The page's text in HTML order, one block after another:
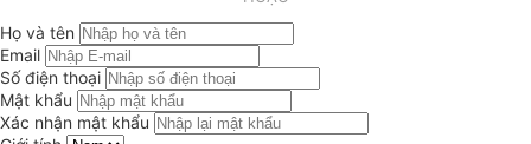
Họ và tên
Email
Số điện thoại
Mật khẩu
Xác nhận mật khẩu